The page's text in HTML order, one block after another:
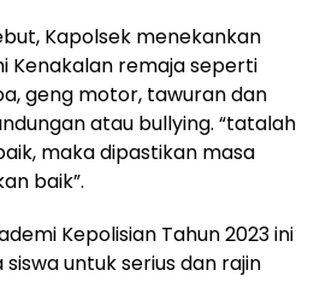
Kapolsek menekankan
Kenakalan remaja seperti
geng motor, tawuran dan
atau bullying. “tatalah
maka dipastikan masa
baik”.
Kepolisian Tahun 2023 ini
untuk serius dan rajin